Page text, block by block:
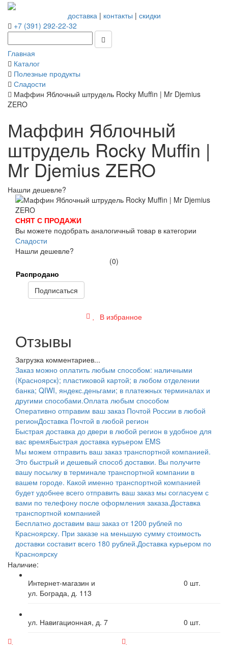
доставка| контакты | скидки
+7 (391) 292-22-32
Главная
Каталог
Полезные продукты
Сладости
Маффин Яблочный штрудель Rocky Muffin | Mr Djemius
ZERO
Маффин Яблочный
штрудель Rocky Muffin |
Mr Djemius ZERO
Нашли дешевле?
СНЯТ С ПРОДАЖИ
Вы можете подобрать аналогичный товар в категории
Сладости
Нашли дешевле?
(0)
Распродано
Подписаться
В избранное
Отзывы
Загрузка комментариев...
Заказ можно оплатить любым способом: наличными
(Красноярск); пластиковой картой; в любом отделении
банка; QIWI, яндекс.деньгами; в платежных терминалах и
другими способами.Оплата любым способом
Оперативно отправим ваш заказ Почтой России в любой
регионДоставка Почтой в любой регион
Быстрая доставка до двери в любой регион в удобное для
вас времяБыстрая доставка курьером EMS
Мы можем отправить ваш заказ транспортной компанией.
Это быстрый и дешевый способ доставки. Вы получите
вашу посылку в терминале транспортной компании в
вашем городе. Какой именно транспортной компанией
будет удобнее всего отправить ваш заказ мы согласуем с
вами по телефону после оформления заказа.Доставка
транспортной компанией
Бесплатно доставим ваш заказ от 1200 рублей по
Красноярску. При заказе на меньшую сумму стоимость
доставки составит всего 180 рублей.Доставка курьером по
Красноярску
Наличие:
Интернет-магазин и
ул. Бограда, д. 113
0 шт.
ул. Навигационная, д. 7 0 шт.